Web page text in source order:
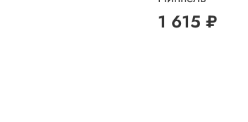
1 615 ₽